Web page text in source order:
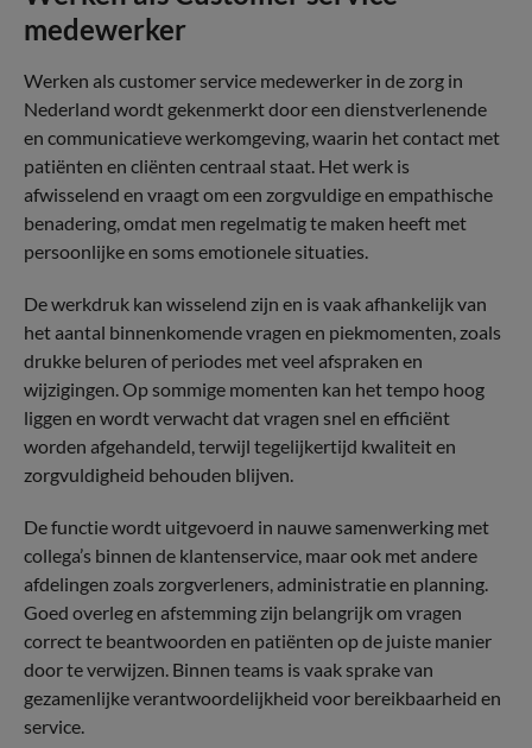
medewerker
Werken als customer service medewerker in de zorg in
Nederland wordt gekenmerkt door een dienstverlenende
en communicatieve werkomgeving, waarin het contact met
patiënten en cliënten centraal staat. Het werk is
afwisselend en vraagt om een zorgvuldige en empathische
benadering, omdat men regelmatig te maken heeft met
persoonlijke en soms emotionele situaties.
De werkdruk kan wisselend zijn en is vaak afhankelijk van
het aantal binnenkomende vragen en piekmomenten, zoals
drukke beluren of periodes met veel afspraken en
wijzigingen. Op sommige momenten kan het tempo hoog
liggen en wordt verwacht dat vragen snel en efficiënt
worden afgehandeld, terwijl tegelijkertijd kwaliteit en
zorgvuldigheid behouden blijven.
De functie wordt uitgevoerd in nauwe samenwerking met
collega’s binnen de klantenservice, maar ook met andere
afdelingen zoals zorgverleners, administratie en planning.
Goed overleg en afstemming zijn belangrijk om vragen
correct te beantwoorden en patiënten op de juiste manier
door te verwijzen. Binnen teams is vaak sprake van
gezamenlijke verantwoordelijkheid voor bereikbaarheid en
service.